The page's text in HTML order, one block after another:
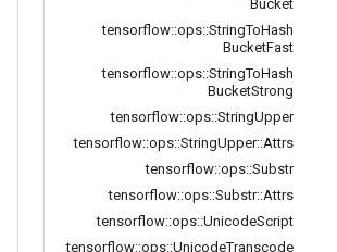
Bucket
tensorflow::ops::StringToHash
BucketFast
tensorflow::ops::StringToHash
BucketStrong
tensorflow::ops::StringUpper
tensorflow::ops::StringUpper::Attrs
tensorflow::ops::Substr
tensorflow::ops::Substr::Attrs
tensorflow::ops::UnicodeScript
tensorflow::ops::UnicodeTranscode